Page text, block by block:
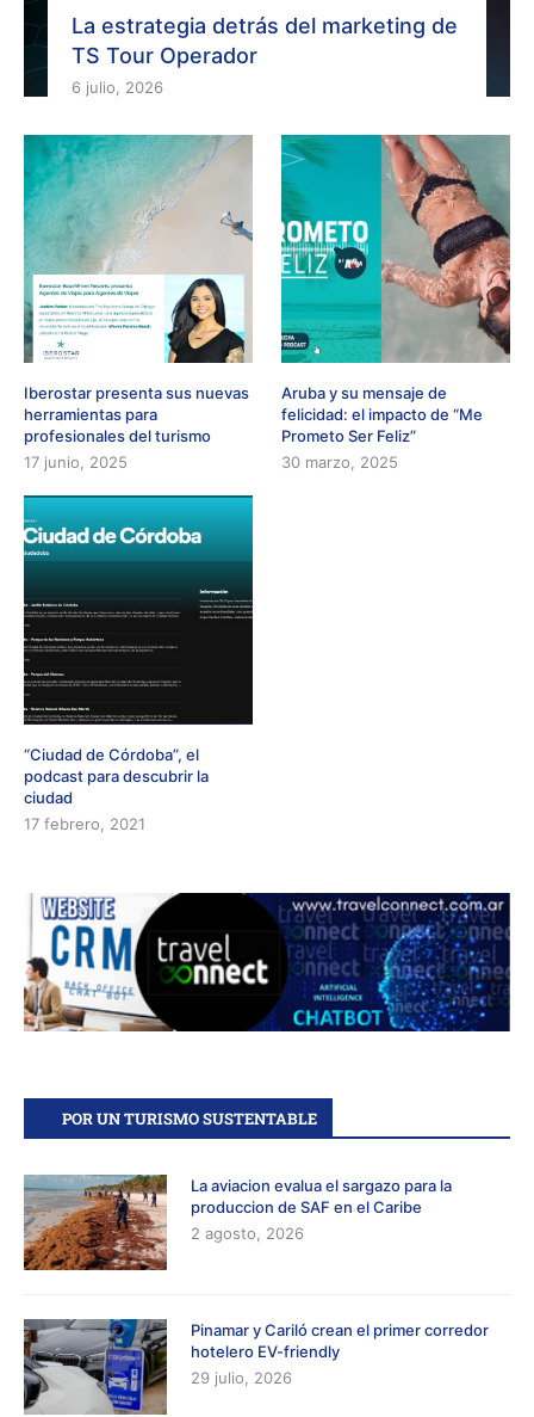
La estrategia detrás del marketing de
TS Tour Operador
6 julio, 2026
Iberostar presenta sus nuevas
herramientas para
profesionales del turismo
17 junio, 2025
Aruba y su mensaje de
felicidad: el impacto de “Me
Prometo Ser Feliz”
30 marzo, 2025
“Ciudad de Córdoba”, el
podcast para descubrir la
ciudad
17 febrero, 2021
POR UN TURISMO SUSTENTABLE
La aviacion evalua el sargazo para la
produccion de SAF en el Caribe
2 agosto, 2026
Pinamar y Cariló crean el primer corredor
hotelero EV-friendly
29 julio, 2026